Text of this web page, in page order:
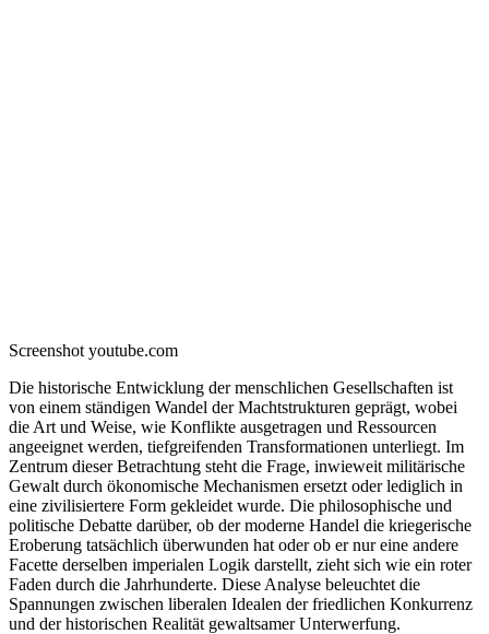
Screenshot youtube.com
Die historische Entwicklung der menschlichen Gesellschaften ist
von einem ständigen Wandel der Machtstrukturen geprägt, wobei
die Art und Weise, wie Konflikte ausgetragen und Ressourcen
angeeignet werden, tiefgreifenden Transformationen unterliegt. Im
Zentrum dieser Betrachtung steht die Frage, inwieweit militärische
Gewalt durch ökonomische Mechanismen ersetzt oder lediglich in
eine zivilisiertere Form gekleidet wurde. Die philosophische und
politische Debatte darüber, ob der moderne Handel die kriegerische
Eroberung tatsächlich überwunden hat oder ob er nur eine andere
Facette derselben imperialen Logik darstellt, zieht sich wie ein roter
Faden durch die Jahrhunderte. Diese Analyse beleuchtet die
Spannungen zwischen liberalen Idealen der friedlichen Konkurrenz
und der historischen Realität gewaltsamer Unterwerfung.